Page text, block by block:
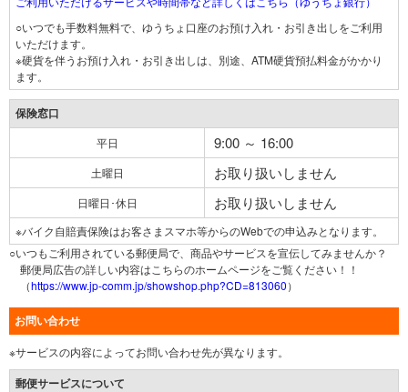
○いつでも手数料無料で、ゆうちょ口座のお預け入れ・お引き出しをご利用
いただけます。
※硬貨を伴うお預け入れ・お引き出しは、別途、ATM硬貨預払料金がかかり
ます。
保険窓口
平日 9:00 ～ 16:00
土曜日 お取り扱いしません
日曜日･休日 お取り扱いしません
※バイク自賠責保険はお客さまスマホ等からのWebでの申込みとなります。
○いつもご利用されている郵便局で、商品やサービスを宣伝してみませんか？
郵便局広告の詳しい内容はこちらのホームページをご覧ください！！
（https://www.jp-comm.jp/showshop.php?CD=813060）
お問い合わせ
※サービスの内容によってお問い合わせ先が異なります。
郵便サービスについて